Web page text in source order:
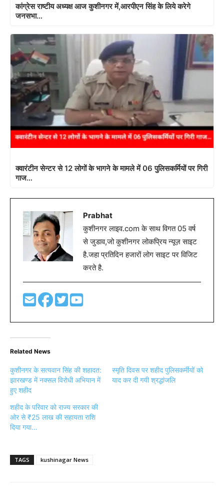
कांग्रेस राष्टीय अध्यक्ष आज कुशीनगर में,आरपीएन सिंह के लिये करेगे
जनसभा…
क्वारंटीन सेन्टर से 12 लोगों के भागने के मामले में 06 पुलिसकर्मियों पर गिरी
गाज…
Prabhat
कुशीनगर लाइव.com के साथ विगत 05 वर्ष
से जुडाव,जो कुशीनगर लोकप्रिय न्यूज़ साइट
है.जहा प्रतिदिन हजारों लोग साइट पर विजिट
करते है.
Related News
कुशीनगर के सत्यवान सिंह की शहादत:
झारखण्ड में नक्सल विरोधी अभियान में
हुए शहीद
स्मृति दिवस पर शहीद पुलिसकर्मीयों को
याद कर दी गयी श्रद्धांजलि
शहीद के परिवार को राज्य सरकार की
ओर से ₹25 लाख की सहायता राशि
दिया गया…
TAGS kushinagar News